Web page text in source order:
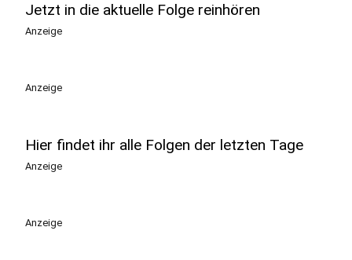
Jetzt in die aktuelle Folge reinhören
Anzeige
Anzeige
Hier findet ihr alle Folgen der letzten Tage
Anzeige
Anzeige